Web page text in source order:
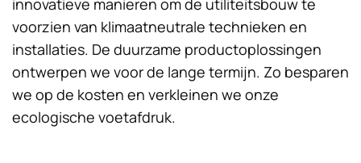
innovatieve manieren om de utiliteitsbouw te
voorzien van klimaatneutrale technieken en
installaties. De duurzame productoplossingen
ontwerpen we voor de lange termijn. Zo besparen
we op de kosten en verkleinen we onze
ecologische voetafdruk.